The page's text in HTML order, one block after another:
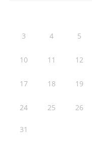
3 4 5
10 11 12
17 18 19
24 25 26
31